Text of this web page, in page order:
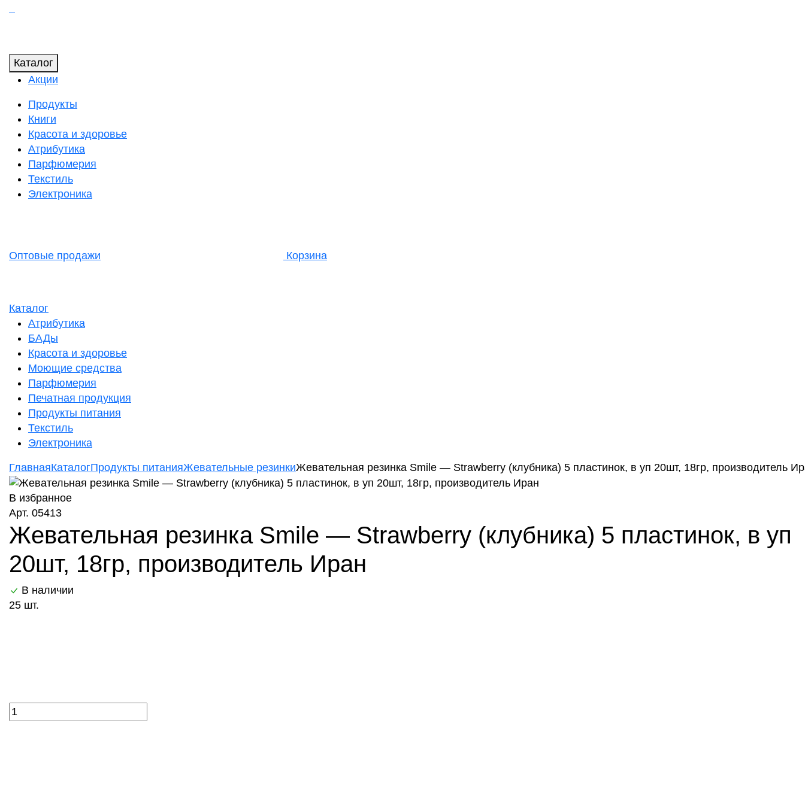
Каталог
Акции
Продукты
Книги
Красота и здоровье
Атрибутика
Парфюмерия
Текстиль
Электроника
Оптовые продажи Корзина
Каталог
Атрибутика
БАДы
Красота и здоровье
Моющие средства
Парфюмерия
Печатная продукция
Продукты питания
Текстиль
Электроника
ГлавнаяКаталогПродукты питанияЖевательные резинкиЖевательная резинка Smile — Strawberry (клубника) 5 пластинок, в уп 20шт, 18гр, производитель
В избранное
Арт. 05413
Жевательная резинка Smile — Strawberry (клубника) 5 пластинок, в уп
20шт, 18гр, производитель Иран
В наличии
25 шт.